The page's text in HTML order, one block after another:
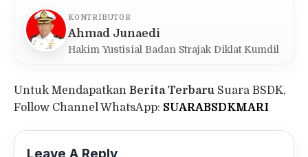
KONTRIBUTOR
Ahmad Junaedi
Hakim Yustisial Badan Strajak Diklat Kumdil
Untuk Mendapatkan Berita Terbaru Suara BSDK,
Follow Channel WhatsApp: SUARABSDKMARI
Leave A Reply